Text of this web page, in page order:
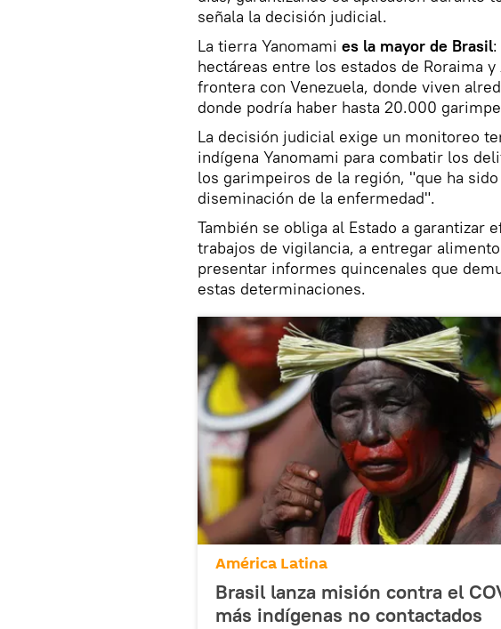
señala la decisión judicial.
La tierra Yanomami es la mayor de Brasil
hectáreas entre los estados de Roraima
frontera con Venezuela, donde viven
donde podría haber hasta 20.000
La decisión judicial exige un monitoreo
indígena Yanomami para combatir los
los garimpeiros de la región, "que ha
diseminación de la enfermedad".
También se obliga al Estado a garantizar
trabajos de vigilancia, a entregar
presentar informes quincenales que
estas determinaciones.
América Latina
Brasil lanza misión contra el
más indígenas no contactados